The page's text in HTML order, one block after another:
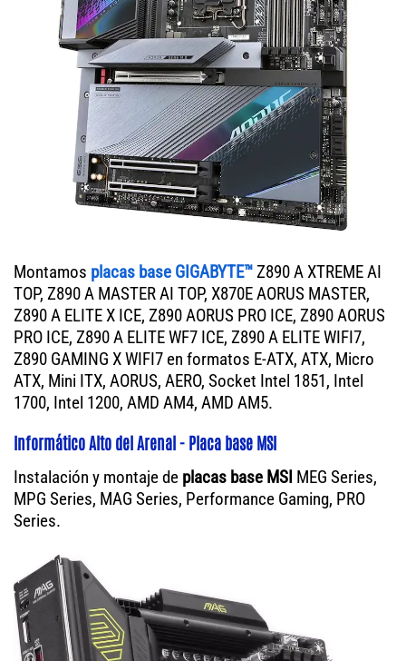
Montamos placas base GIGABYTE™Z890 A XTREME AI
TOP, Z890 A MASTER AI TOP, X870E AORUS MASTER,
Z890 A ELITE X ICE, Z890 AORUS PRO ICE, Z890 AORUS
PRO ICE, Z890 A ELITE WF7 ICE, Z890 A ELITE WIFI7,
Z890 GAMING X WIFI7 en formatos E-ATX, ATX, Micro
ATX, Mini ITX, AORUS, AERO, Socket Intel 1851, Intel
1700, Intel 1200, AMD AM4, AMD AM5.
Informático Alto del Arenal - Placa base MSI
Instalación y montaje de placas base MSI MEG Series,
MPG Series, MAG Series, Performance Gaming, PRO
Series.